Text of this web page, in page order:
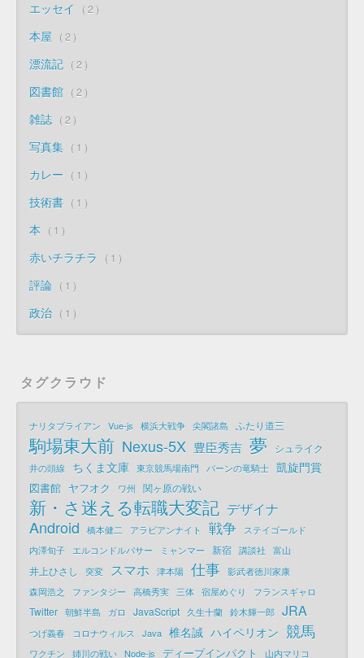
エッセイ 2
本屋 2
漂流記 2
図書館 2
雑誌 2
写真集 1
カレー 1
技術書 1
本 1
赤いチラチラ 1
評論 1
政治 1
タグクラウド
ナリタブライアン Vue-js 横浜大戦争 尖閣諸島 ふたり道三
駒場東大前 Nexus-5X 豊臣秀吉 夢 シュライク
井の頭線 ちくま文庫 東京競馬場南門 パーンの竜騎士 凱旋門賞
図書館 ヤフオク ワ州 関ヶ原の戦い
新・さ迷える転職大変記 デザイナ
Android 橋本健二 アラビアンナイト 戦争
ステイゴールド
内澤旬子
エルコンドルパサー ミャンマー 新宿 講談社 富山
井上ひさし 突変 スマホ 津本陽 仕事 影武者徳川家康
森岡浩之
ファンタジー 高橋秀実 三体 宿屋めぐり フランスギャロ
Twitter 朝鮮半島 ガロ JavaScript 久生十蘭 鈴木輝一郎 JRA
つげ義春 コロナウィルス Java 椎名誠 ハイペリオン 競馬
ワクチン 姉川の戦い Node-js ディープインパクト 山内マリコ